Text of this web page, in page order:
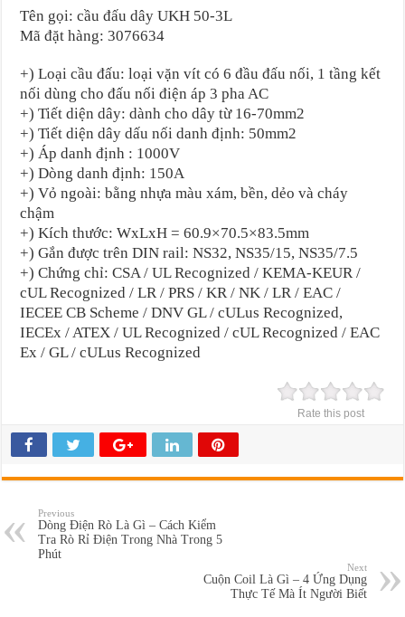
Tên gọi: cầu đấu dây UKH 50-3L
Mã đặt hàng: 3076634
+) Loại cầu đấu: loại vặn vít có 6 đầu đấu nối, 1 tầng kết
nối dùng cho đấu nối điện áp 3 pha AC
+) Tiết diện dây: dành cho dây từ 16-70mm2
+) Tiết diện dây dấu nối danh định: 50mm2
+) Áp danh định : 1000V
+) Dòng danh định: 150A
+) Vỏ ngoài: bằng nhựa màu xám, bền, dẻo và cháy
chậm
+) Kích thước: WxLxH = 60.9×70.5×83.5mm
+) Gắn được trên DIN rail: NS32, NS35/15, NS35/7.5
+) Chứng chỉ: CSA / UL Recognized / KEMA-KEUR /
cUL Recognized / LR / PRS / KR / NK / LR / EAC /
IECEE CB Scheme / DNV GL / cULus Recognized,
IECEx / ATEX / UL Recognized / cUL Recognized / EAC
Ex / GL / cULus Recognized
Rate this post
Previous
Dòng Điện Rò Là Gì – Cách Kiểm
Tra Rò Rỉ Điện Trong Nhà Trong 5
Phút
Next
Cuộn Coil Là Gì – 4 Ứng Dụng
Thực Tế Mà Ít Người Biết